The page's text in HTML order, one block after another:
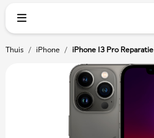
Thuis / iPhone / iPhone 13 Pro Reparatie